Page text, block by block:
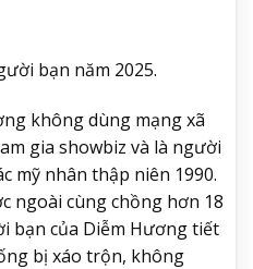
bạn năm 2025.
không dùng mạng xã
gia showbiz và là người
mỹ nhân thập niên 1990.
ngoài cùng chồng hơn 18
bạn của Diễm Hương tiết
bị xáo trộn, không